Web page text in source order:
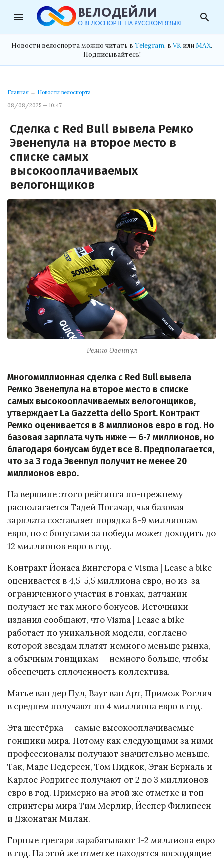
menu search
Новости велоспорта можно читать в Telegram, в VK илиMAX.
Подписывайтесь!
Главная → Новости велоспорта
08/08/2025 — 10:47
Сделка с Red Bull вывела Ремко
Эвенепула на второе место в
списке самых
высокооплачиваемых
велогонщиков
Ремко Эвенпул
Многомиллионная сделка с Red Bull вывела
Ремко Эвенепула на второе место в списке
самых высокооплачиваемых велогонщиков,
утверждает La Gazzetta dello Sport. Контракт
Ремко оценивается в 8 миллионов евро в год. Но
базовая зарплата чуть ниже — 6-7 миллионов, но
благодаря бонусам будет все 8. Предполагается,
что за 3 года Эвенпул получит не менее 20
миллионов евро.
На вершине этого рейтинга по-прежнему
располагается Тадей Погачар, чья базовая
зарплата составляет порядка 8-9 миллионам
евро, но с бонусами за победы может доходить до
12 миллионов евро в год.
Контракт Йонаса Вингегора с Visma | Lease a bike
оценивается в 4,5-5,5 миллиона евро, но из-за
ограниченного участия в гонках, датчанин
получает не так много бонусов. Источники
издания сообщают, что Visma | Lease a bike
работает по уникальной модели, согласно
которой звездам платят немного меньше рынка,
а обычным гонщикам — немного больше, чтобы
обеспечить сплоченность коллектива.
Матье ван дер Пул, Ваут ван Арт, Примож Роглич
в среднем получают по 4 миллиона евро в год.
Эта шестёрка — самые высокооплачиваемые
гонщики мира. Потому как следующими за ними
профессионалы получают значительно меньше.
Так, Мадс Педерсен, Том Пидкок, Эган Берналь и
Карлос Родригес получают от 2 до 3 миллионов
евро в год. Примерно на этой же отметке и топ-
спринтеры мира Тим Мерлир, Йеспер Филипсен
и Джонатан Милан.
Горные грегари зарабатывают 1-2 миллиона евро
в год. На этой же отметке находятся восходящие